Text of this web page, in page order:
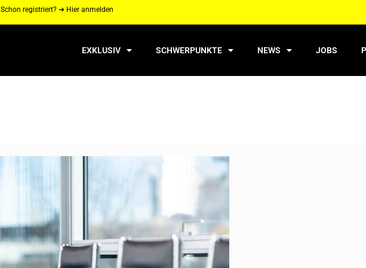
Schon registriert? ➔ Hier anmelden
EXKLUSIV SCHWERPUNKTE NEWS JOBS